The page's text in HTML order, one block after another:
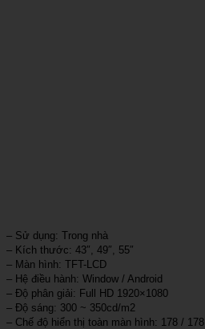
– Sử dụng: Trong nhà
– Kích thước: 43″, 49″, 55″
– Màn hình: TFT-LCD
– Hệ điều hành: Window / Android
– Độ phân giải: Full HD 1920×1080
– Độ sáng: 300 ~ 350cd/m2
– Chế độ hiển thị toàn màn hình: 178 / 178